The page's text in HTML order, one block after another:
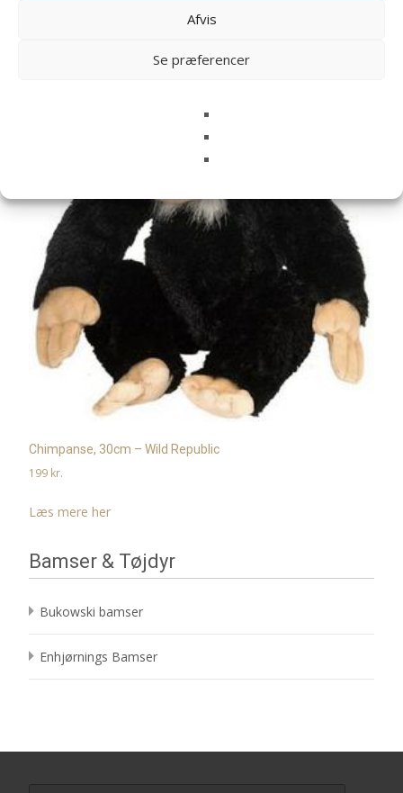
Afvis
Se præferencer
Chimpanse, 30cm – Wild Republic
199 kr.
Læs mere her
Bamser & Tøjdyr
Bukowski bamser
Enhjørnings Bamser